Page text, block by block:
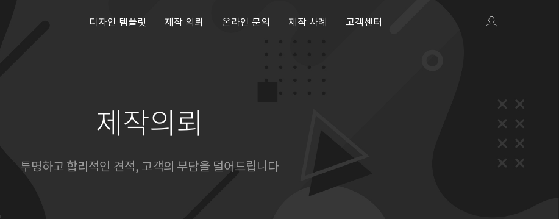
디자인 템플릿 제작 의뢰 온라인 문의 제작 사례 고객센터
제작의뢰
투명하고 합리적인 견적, 고객의 부담을 덜어드립니다